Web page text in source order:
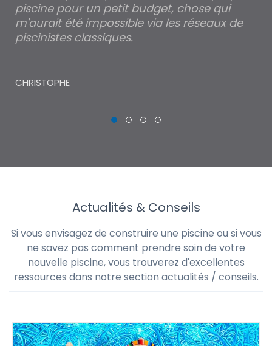
piscine pour un petit budget, chose qui
m'aurait été impossible via les réseaux de
piscinistes classiques.
CHRISTOPHE
Actualités & Conseils
Si vous envisagez de construire une piscine ou si vous
ne savez pas comment prendre soin de votre
nouvelle piscine, vous trouverez d'excellentes
ressources dans notre section actualités / conseils.